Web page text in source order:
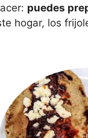
puedes
hogar, los